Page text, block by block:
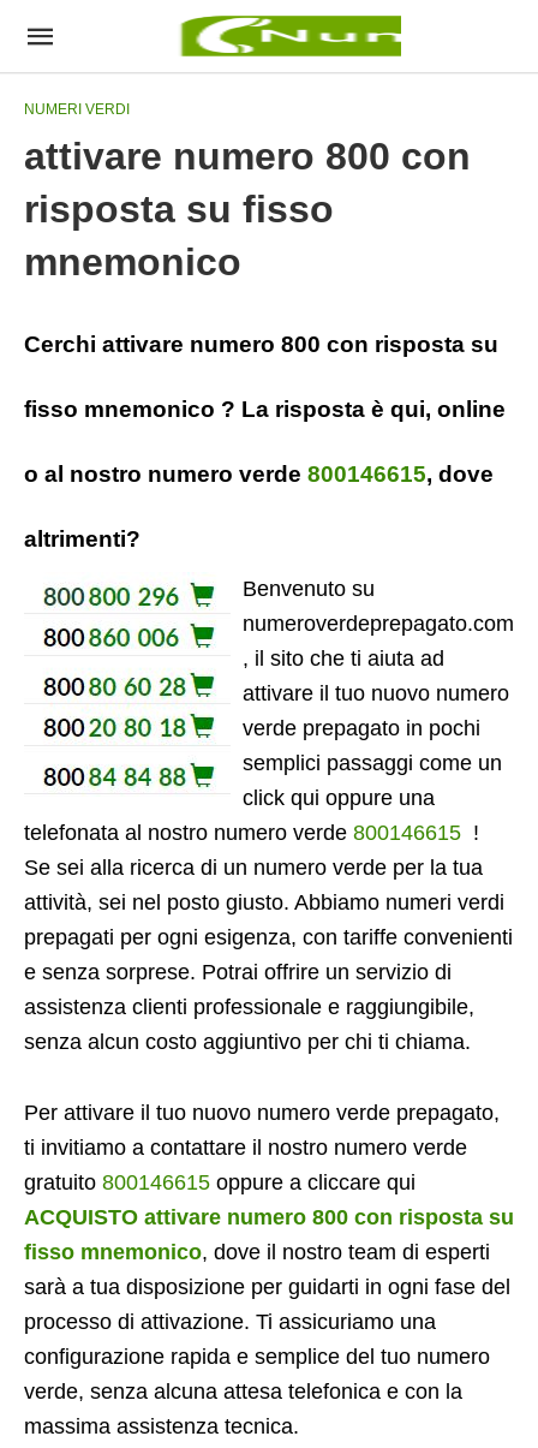
NUMERI VERDI
attivare numero 800 con
risposta su fisso
mnemonico
Cerchi attivare numero 800 con risposta su
fisso mnemonico ? La risposta è qui, online
o al nostro numero verde 800146615, dove
altrimenti?
Benvenuto su
numeroverdeprepagato.com
, il sito che ti aiuta ad
attivare il tuo nuovo numero
verde prepagato in pochi
semplici passaggi come un
click qui oppure una
telefonata al nostro numero verde 800146615 !
Se sei alla ricerca di un numero verde per la tua
attività, sei nel posto giusto. Abbiamo numeri verdi
prepagati per ogni esigenza, con tariffe convenienti
e senza sorprese. Potrai offrire un servizio di
assistenza clienti professionale e raggiungibile,
senza alcun costo aggiuntivo per chi ti chiama.
Per attivare il tuo nuovo numero verde prepagato,
ti invitiamo a contattare il nostro numero verde
gratuito 800146615 oppure a cliccare qui
ACQUISTO attivare numero 800 con risposta su
fisso mnemonico, dove il nostro team di esperti
sarà a tua disposizione per guidarti in ogni fase del
processo di attivazione. Ti assicuriamo una
configurazione rapida e semplice del tuo numero
verde, senza alcuna attesa telefonica e con la
massima assistenza tecnica.